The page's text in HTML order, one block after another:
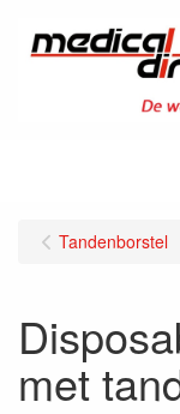
Tandenborstel
met